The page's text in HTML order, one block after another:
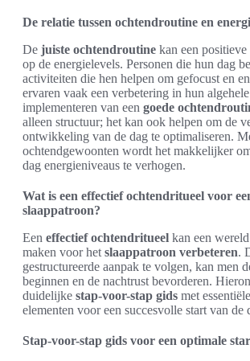
De relatie tussen ochtendroutine en
De juiste ochtendroutine kan een
op de energielevels. Personen die hun dag
activiteiten die hen helpen om gefocust en
ervaren vaak een verbetering in hun
implementeren van een goede
alleen structuur; het kan ook helpen om de
ontwikkeling van de dag te optimaliseren.
ochtendgewoonten wordt het makkelijker
dag energieniveaus te verhogen.
Wat is een effectief ochtendritueel voor
slaappatroon?
Een effectief ochtendritueel kan een
maken voor het slaappatroon verbeteren.
gestructureerde aanpak te volgen, kan men
beginnen en de nachtrust bevorderen.
duidelijke stap-voor-stap gids met
elementen voor een succesvolle start van de
Stap-voor-stap gids voor een optimale